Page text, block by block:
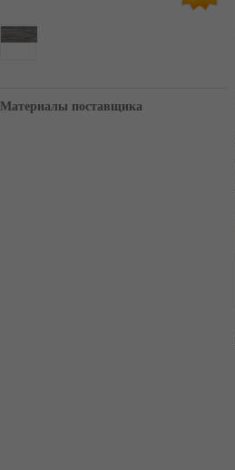
Материалы поставщика